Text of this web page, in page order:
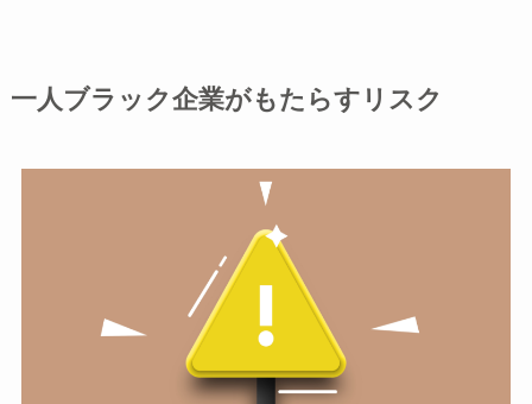
一人ブラック企業がもたらすリスク